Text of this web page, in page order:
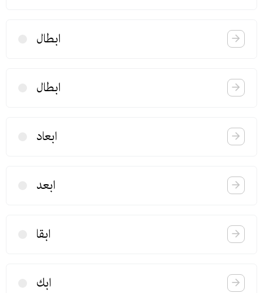
ابطال
ابطال
ابعاد
ابعد
ابقا
ابك